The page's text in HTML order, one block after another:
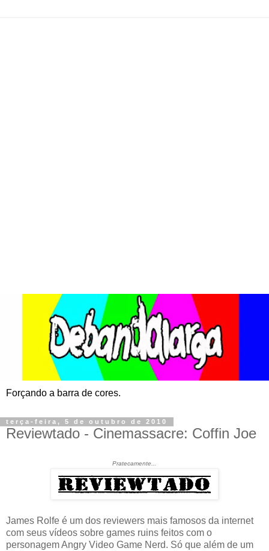
Forçando a barra de cores.
terça-feira, 5 de outubro de 2010
Reviewtado - Cinemassacre: Coffin Joe
Pratecamente...
James Rolfe é um dos reviewers mais famosos da internet
com seus vídeos sobre games ruins feitos com o
personagem Angry Video Game Nerd. Só que além de um